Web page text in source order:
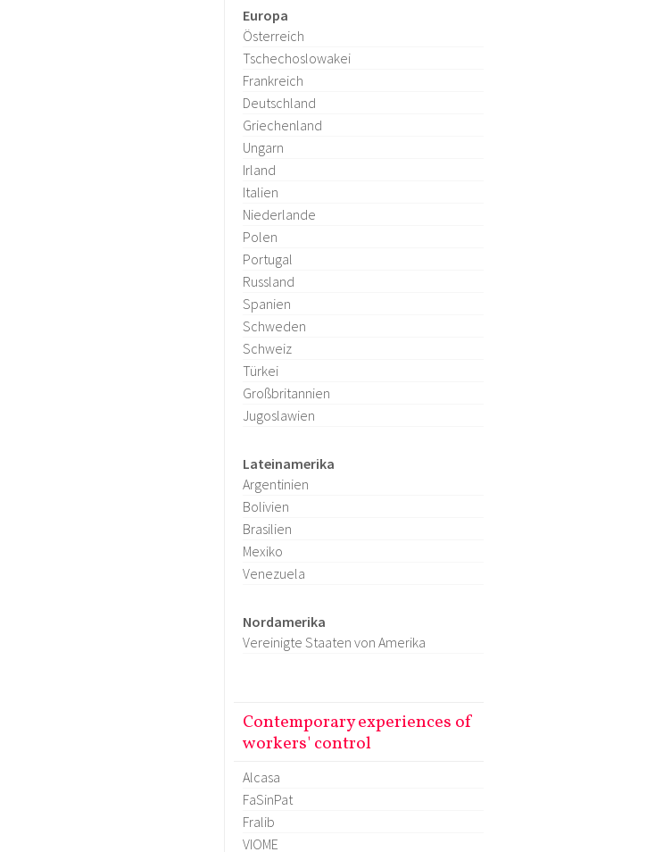
Europa
Österreich
Tschechoslowakei
Frankreich
Deutschland
Griechenland
Ungarn
Irland
Italien
Niederlande
Polen
Portugal
Russland
Spanien
Schweden
Schweiz
Türkei
Großbritannien
Jugoslawien
Lateinamerika
Argentinien
Bolivien
Brasilien
Mexiko
Venezuela
Nordamerika
Vereinigte Staaten von Amerika
Contemporary experiences of
workers' control
Alcasa
FaSinPat
Fralib
VIOME